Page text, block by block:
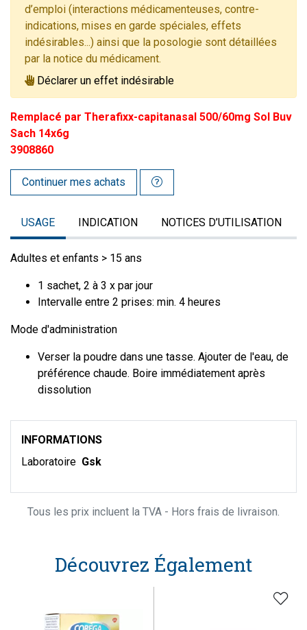
d’emploi (interactions médicamenteuses, contre-
indications, mises en garde spéciales, effets
indésirables...) ainsi que la posologie sont détaillées
par la notice du médicament.
Déclarer un effet indésirable
Remplacé par Therafixx-capitanasal 500/60mg Sol Buv
Sach 14x6g
3908860
Continuer mes achats
USAGE INDICATION NOTICES D’UTILISATION
Adultes et enfants > 15 ans
1 sachet, 2 à 3 x par jour
Intervalle entre 2 prises: min. 4 heures
Mode d'administration
Verser la poudre dans une tasse. Ajouter de l'eau, de
préférence chaude. Boire immédiatement après
dissolution
INFORMATIONS
Laboratoire Gsk
Tous les prix incluent la TVA - Hors frais de livraison.
Découvrez Également